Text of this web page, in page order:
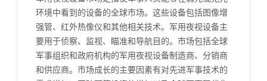
环境中看到的设备的全球市场。这些设备包括图像增
强管、红外热像仪和其他相关技术。军用夜视设备主
要用于侦察、监视、瞄准和导航目的。市场包括全球
军事组织和政府机构的军用夜视设备制造商、分销商
和供应商。市场成长的主要因素有对先进军事技术的